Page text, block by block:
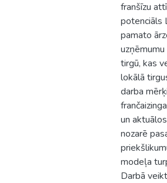
franšīzu
potenciāls
pamato
tirgū, kas
lokālā
darba
un
nozarē
modeļa
Darbā